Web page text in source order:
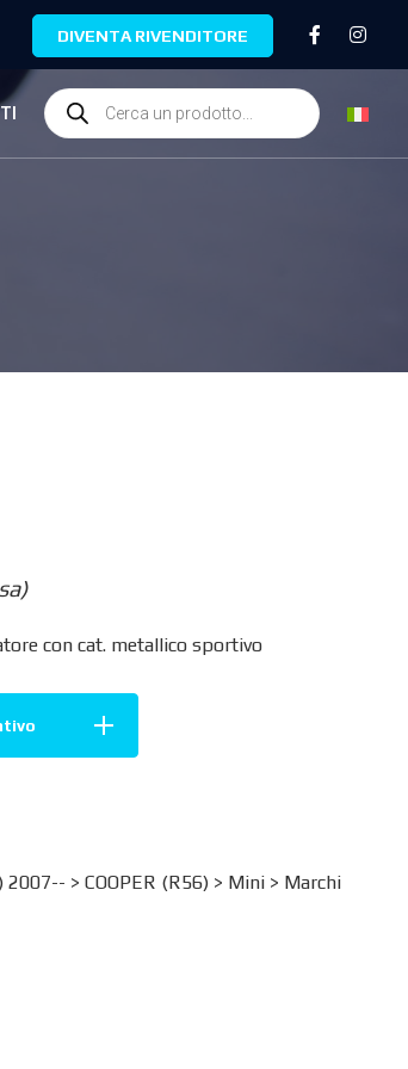
DIVENTA RIVENDITORE
con cat. metallico sportivo
2007-- > COOPER (R56)> Mini> Marchi